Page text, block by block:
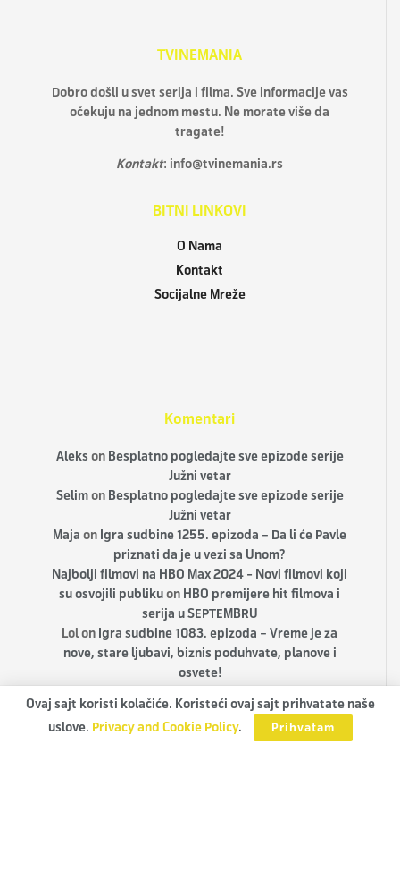
TVINEMANIA
Dobro došli u svet serija i filma. Sve informacije vas
očekuju na jednom mestu. Ne morate više da
tragate!
Kontakt: info@tvinemania.rs
BITNI LINKOVI
O Nama
Kontakt
Socijalne Mreže
Komentari
Alekson Besplatno pogledajte sve epizode serije
Južni vetar
Selimon Besplatno pogledajte sve epizode serije
Južni vetar
Maja on Igra sudbine 1255. epizoda – Da li će Pavle
priznati da je u vezi sa Unom?
Najbolji filmovi na HBO Max 2024 - Novi filmovi koji
su osvojili publikuon HBO premijere hit filmova i
serija u SEPTEMBRU
Lolon Igra sudbine 1083. epizoda – Vreme je za
nove, stare ljubavi, biznis poduhvate, planove i
osvete!
Ovaj sajt koristi kolačiće. Koristeći ovaj sajt prihvatate naše
uslove. Privacy and Cookie Policy. Prihvatam